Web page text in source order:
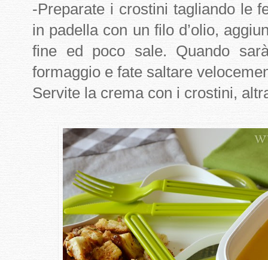
-Preparate i crostini tagliando le
in padella con un filo d’olio,
fine ed poco sale. Quando
formaggio e fate saltare
Servite la crema con i crostini,